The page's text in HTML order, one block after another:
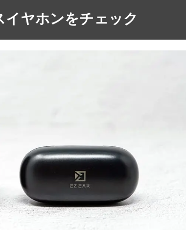
イヤホンをチェック